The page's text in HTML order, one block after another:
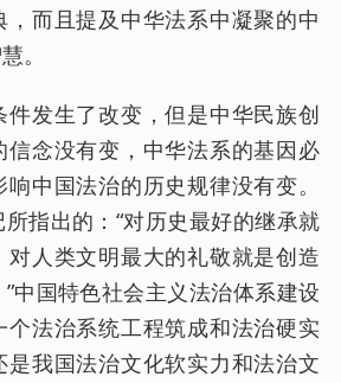
，而且提及中华法系中凝聚的中
。
发生了改变，但是中华民族创
信念没有变，中华法系的基因必
中国法治的历史规律没有变。
指出的：“对历史最好的继承就
对人类文明最大的礼敬就是创造
中国特色社会主义法治体系建设
个法治系统工程筑成和法治硬实
是我国法治文化软实力和法治文